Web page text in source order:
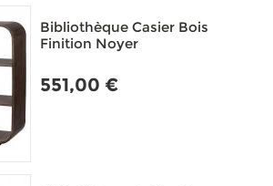
Bibliothèque Casier Bois
Finition Noyer
551,00 €